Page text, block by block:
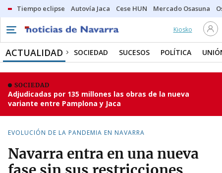
Tiempo eclipse Autovía Jaca Cese HUN Mercado Osasuna
Kiosko
ACTUALIDAD SOCIEDAD SUCESOS POLÍTICA
SOCIEDAD
Adjudicadas por 135 millones las obras de la nueva
variante entre Pamplona y Jaca
EVOLUCIÓN DE LA PANDEMIA EN NAVARRA
Navarra entra en una nueva